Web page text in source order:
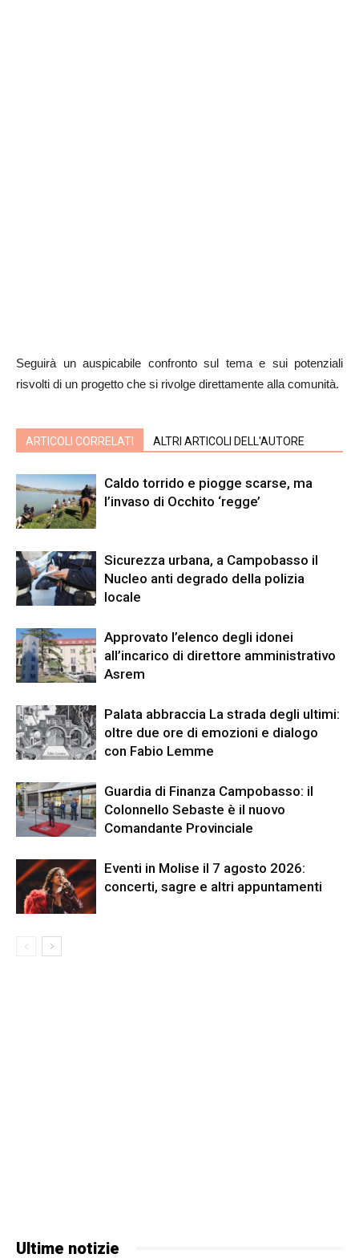
Seguirà un auspicabile confronto sul tema e sui potenziali
risvolti di un progetto che si rivolge direttamente alla comunità.
ARTICOLI CORRELATI ALTRI ARTICOLI DELL'AUTORE
Caldo torrido e piogge scarse, ma
l’invaso di Occhito ‘regge’
Sicurezza urbana, a Campobasso il
Nucleo anti degrado della polizia
locale
Approvato l’elenco degli idonei
all’incarico di direttore amministrativo
Asrem
Palata abbraccia La strada degli ultimi:
oltre due ore di emozioni e dialogo
con Fabio Lemme
Guardia di Finanza Campobasso: il
Colonnello Sebaste è il nuovo
Comandante Provinciale
Eventi in Molise il 7 agosto 2026:
concerti, sagre e altri appuntamenti
Ultime notizie